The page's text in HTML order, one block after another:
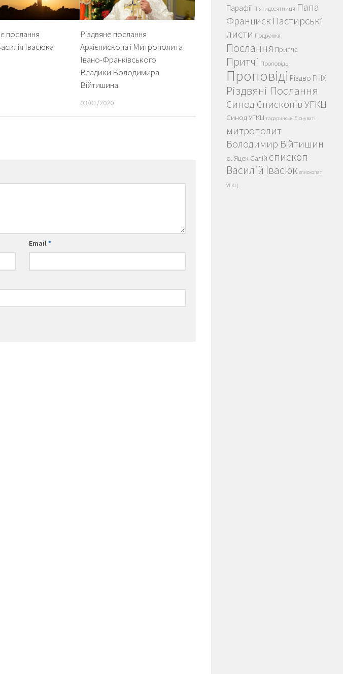
послання
Івасюка
Різдвяне послання
Архієпископа і Митрополита
Івано-Франківського
Владики Володимира
Війтишина
03/01/2020
Email*
Парафії П'ятидесятниця Папа
Франциск Пастирські
листи Подружжя
Послання Притча
Притчі Проповідь
Проповіді Різдво ГНІХ
Різдвяні Послання
Синод Єпископів УГКЦ
Синод УГКЦ гадаринські біснуваті
митрополит
Володимир Війтишин
о. Яцек Салій єпископ
Василій Івасюк єпископат
УГКЦ